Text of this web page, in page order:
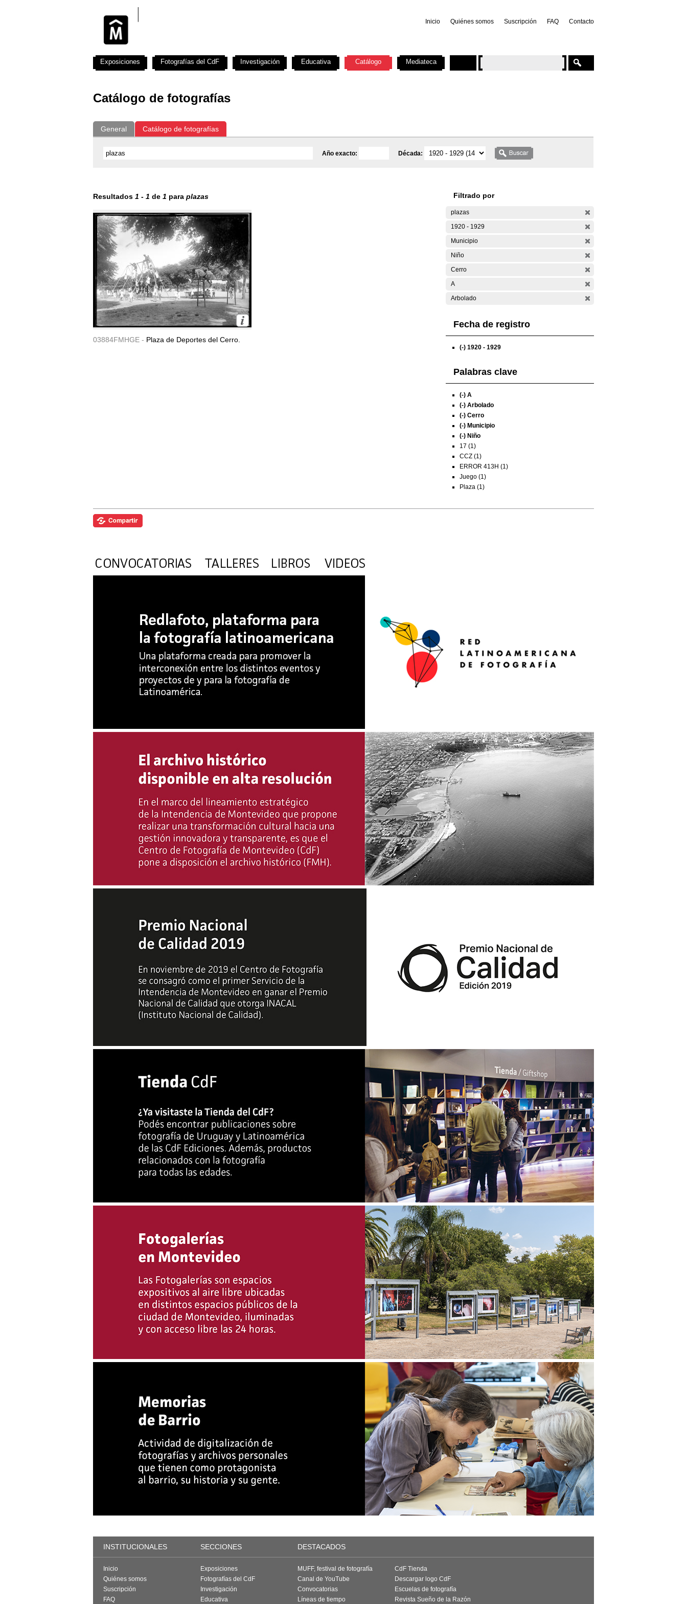
Inicio Quiénes somos Suscripción FAQ Contacto
Catálogo de fotografías
General Catálogo de fotografías
Año exacto: Década:
Resultados 1 - 1 de 1 para plazas
03884FMHGE - Plaza de Deportes del Cerro.
Filtrado por
plazas
1920 - 1929
Municipio
Niño
Cerro
A
Arbolado
Fecha de registro
(-) 1920 - 1929
Palabras clave
(-) A
(-) Arbolado
(-) Cerro
(-) Municipio
(-) Niño
17 (1)
CCZ (1)
ERROR 413H (1)
Juego (1)
Plaza (1)
Exposiciones Fotografías del CdF Investigación Educativa Catálogo Mediateca
INSTITUCIONALES SECCIONES DESTACADOS
Inicio
Quiénes somos
Suscripción
FAQ
Exposiciones
Fotografías del CdF
Investigación
Educativa
MUFF, festival de fotografía
Canal de YouTube
Convocatorias
Líneas de tiempo
CdF Tienda
Descargar logo CdF
Escuelas de fotografía
Revista Sueño de la Razón